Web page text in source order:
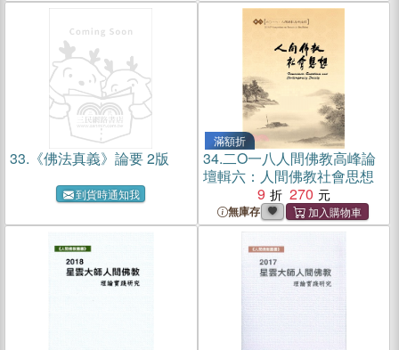
33. 《佛法真義》論要 2版
到貨時通知我
滿額折
34.二O一八人間佛教高峰論
壇輯六：人間佛教社會思想
9
270
無庫存